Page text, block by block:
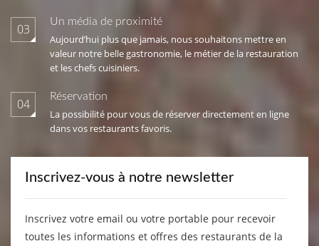
03 Un média de proximité
Aujourd’hui plus que jamais, nous souhaitons mettre en
valeur notre belle gastronomie, le métier de la restauration
et les chefs cuisiniers.
04 Réservation
La possibilité pour vous de réserver directement en ligne
dans vos restaurants favoris.
Inscrivez-vous à notre newsletter
Inscrivez votre email ou votre portable pour recevoir
toutes les informations et offres des restaurants de la